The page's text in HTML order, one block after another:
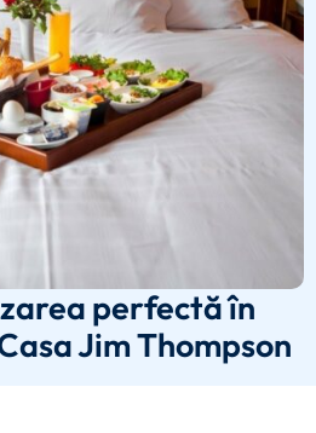
perfectă în
Jim Thompson